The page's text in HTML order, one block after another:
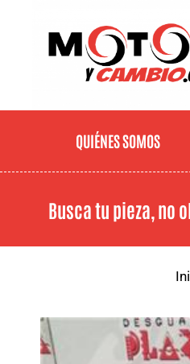
QUIÉNES SOMOS
Busca tu pieza, no